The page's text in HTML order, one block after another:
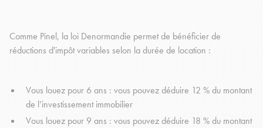
Comme Pinel, la loi Denormandie permet de bénéficier de
réductions d'impôt variables selon la durée de location :
Vous louez pour 6 ans : vous pouvez déduire 12 % du montant
de l’investissement immobilier
Vous louez pour 9 ans : vous pouvez déduire 18 % du montant